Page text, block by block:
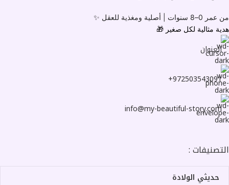
من عمر 0–8 سنوات |
أصلية ومغذية للعقل ✨
هدية مثالية لكل صغير 🎁
العنوان
972503543091+
info@my-beautiful-story.com
التصنيفات :
حديثي الولادة